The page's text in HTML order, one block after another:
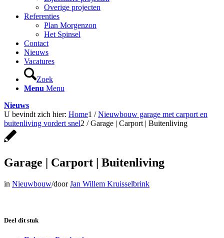
Overige projecten
Referenties
Plan Morgenzon
Het Spinsel
Contact
Nieuws
Vacatures
Zoek
Menu Menu
Nieuws
U bevindt zich hier: Home1 / Nieuwbouw garage met carport en
buitenliving vordert snel2 / Garage | Carport | Buitenliving
Garage | Carport | Buitenliving
in Nieuwbouw/doorJan Willem Kruisselbrink
Deel dit stuk